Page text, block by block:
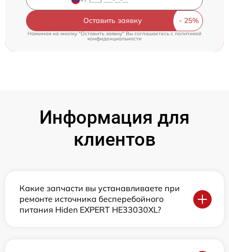
Оставить заявку
Нажимая на кнопку "Оставить заявку" Вы соглашаетесь c политикой
конфиденциальности
Информация для
клиентов
Какие запчасти вы устанавливаете при
ремонте источника бесперебойного
питания Hiden EXPERT HE33030XL?